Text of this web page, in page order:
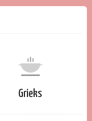
Grieks